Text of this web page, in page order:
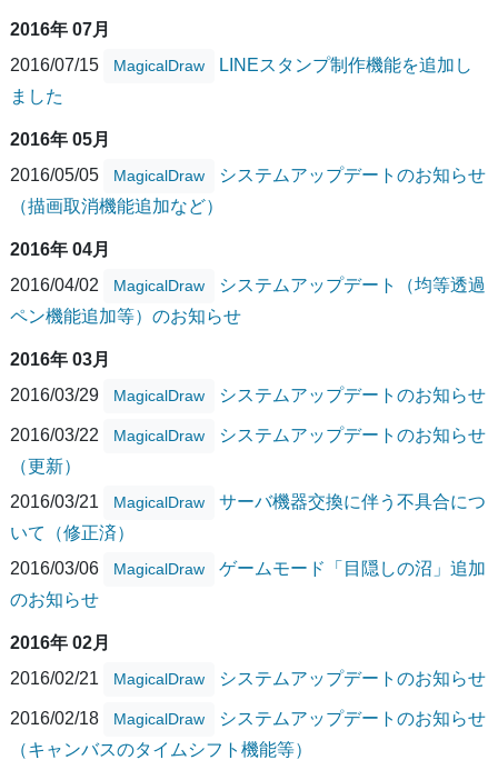
2016年 07月
2016/07/15
MagicalDraw
LINEスタンプ制作機能を追加し
ました
2016年 05月
2016/05/05
MagicalDraw
システムアップデートのお知らせ
（描画取消機能追加など）
2016年 04月
2016/04/02
MagicalDraw
システムアップデート（均等透過
ペン機能追加等）のお知らせ
2016年 03月
2016/03/29
MagicalDraw システムアップデートのお知らせ
2016/03/22 MagicalDraw
システムアップデートのお知らせ
（更新）
2016/03/21
MagicalDraw
サーバ機器交換に伴う不具合につ
いて（修正済）
2016/03/06
MagicalDraw
ゲームモード「目隠しの沼」追加
のお知らせ
2016年 02月
2016/02/21
MagicalDraw システムアップデートのお知らせ
2016/02/18 MagicalDraw
システムアップデートのお知らせ
（キャンバスのタイムシフト機能等）